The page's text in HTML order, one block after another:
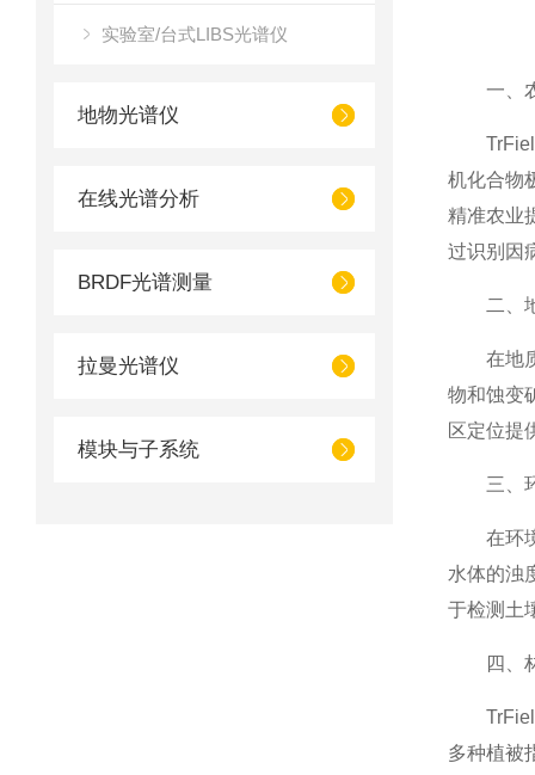
实验室/台式LIBS光谱仪
地物光谱仪
在线光谱分析
BRDF光谱测量
拉曼光谱仪
模块与子系统
一、农
机化合物
精准农业
过识别因
二、地
在地质
物和蚀变
区定位提
三、环
在环境
水体的浊
于检测土
四、林
多种植被